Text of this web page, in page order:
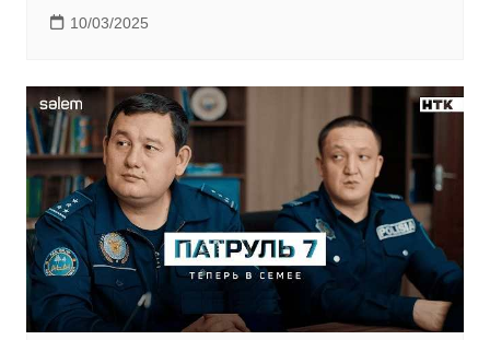
10/03/2025